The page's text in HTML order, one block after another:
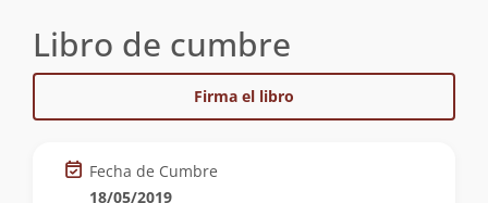
Libro de cumbre
Firma el libro
Fecha de Cumbre
18/05/2019